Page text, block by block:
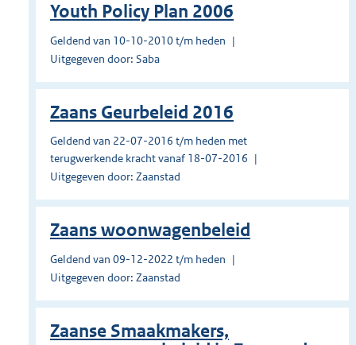
Youth Policy Plan 2006
Geldend van 10-10-2010 t/m heden
Uitgegeven door: Saba
Zaans Geurbeleid 2016
Geldend van 22-07-2016 t/m heden met
terugwerkende kracht vanaf 18-07-2016
Uitgegeven door: Zaanstad
Zaans woonwagenbeleid
Geldend van 09-12-2022 t/m heden
Uitgegeven door: Zaanstad
Zaanse Smaakmakers,